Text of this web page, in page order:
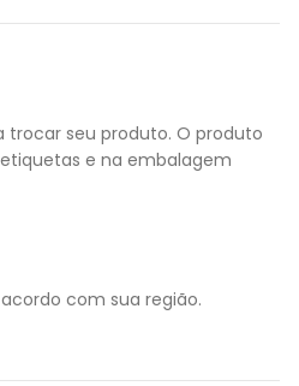
trocar seu produto. O produto
e na embalagem
com sua região.